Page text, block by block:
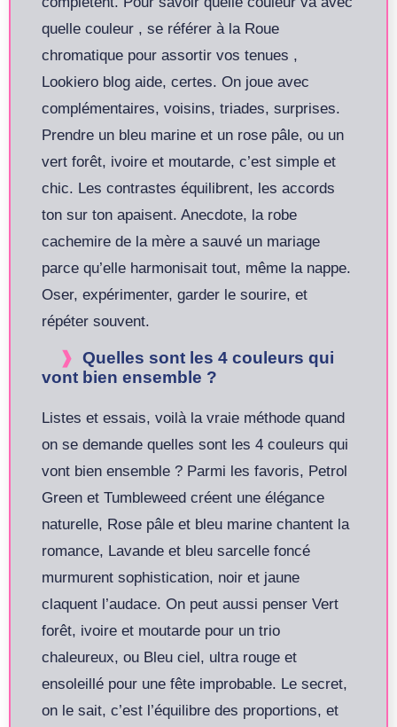
quelle couleur , se référer à la Roue
chromatique pour assortir vos tenues ,
Lookiero blog aide, certes. On joue avec
complémentaires, voisins, triades, surprises.
Prendre un bleu marine et un rose pâle, ou un
vert forêt, ivoire et moutarde, c’est simple et
chic. Les contrastes équilibrent, les accords
ton sur ton apaisent. Anecdote, la robe
cachemire de la mère a sauvé un mariage
parce qu’elle harmonisait tout, même la nappe.
Oser, expérimenter, garder le sourire, et
répéter souvent.
Quelles sont les 4 couleurs qui
vont bien ensemble ?
Listes et essais, voilà la vraie méthode quand
on se demande quelles sont les 4 couleurs qui
vont bien ensemble ? Parmi les favoris, Petrol
Green et Tumbleweed créent une élégance
naturelle, Rose pâle et bleu marine chantent la
romance, Lavande et bleu sarcelle foncé
murmurent sophistication, noir et jaune
claquent l’audace. On peut aussi penser Vert
forêt, ivoire et moutarde pour un trio
chaleureux, ou Bleu ciel, ultra rouge et
ensoleillé pour une fête improbable. Le secret,
on le sait, c’est l’équilibre des proportions, et